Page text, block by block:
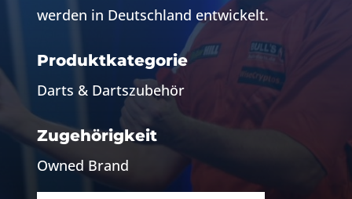
werden in Deutschland entwickelt.
Produktkategorie
Darts & Dartszubehör
Zugehörigkeit
Owned Brand